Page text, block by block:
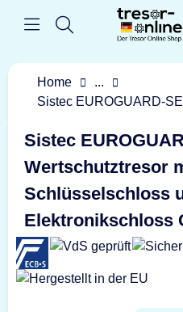
Home
...
Sistec EUROGUARD-
Sistec
Wertschutztresor
Schlüsselschloss
Elektronikschloss